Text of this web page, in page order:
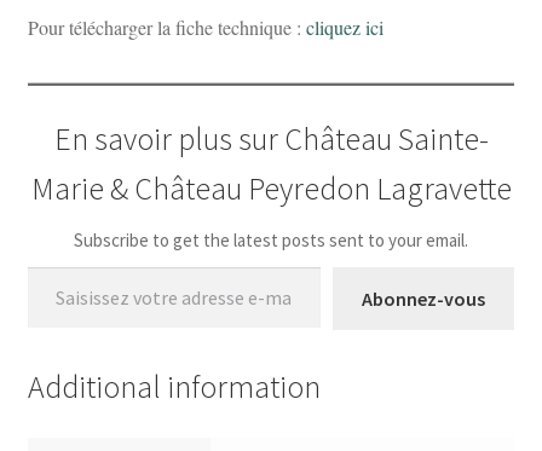
Pour télécharger la fiche technique : cliquez ici
En savoir plus sur Château Sainte-
Marie & Château Peyredon Lagravette
Subscribe to get the latest posts sent to your email.
Saisissez votre adresse e-mail…
Abonnez-vous
Additional information